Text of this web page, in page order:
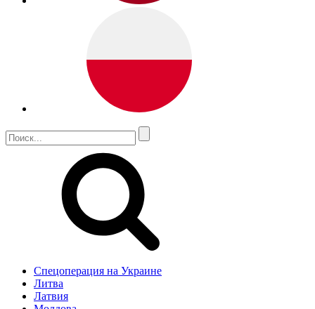
Спецоперация на Украине
Литва
Латвия